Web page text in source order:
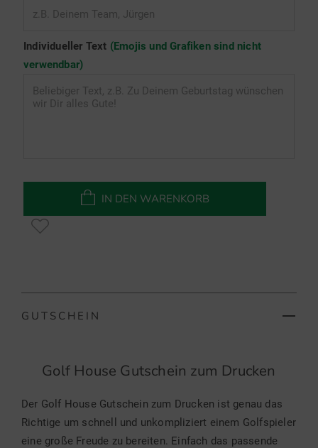
Individueller Text (Emojis und Grafiken sind nicht
verwendbar)
IN DEN WARENKORB
GUTSCHEIN
Golf House Gutschein zum Drucken
Der Golf House Gutschein zum Drucken ist genau das
Richtige um schnell und unkompliziert einem Golfspieler
eine große Freude zu bereiten. Einfach das passende